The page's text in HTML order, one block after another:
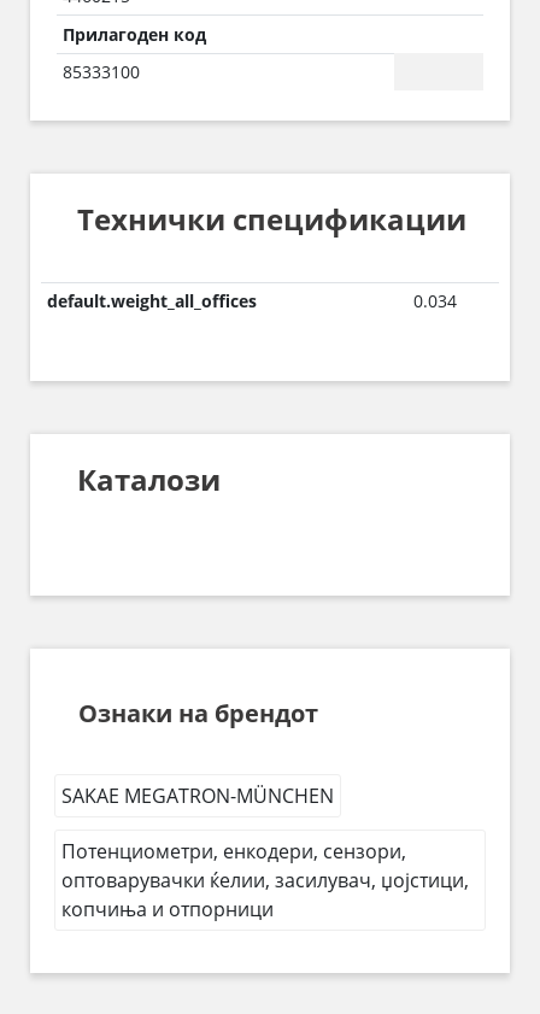
Прилагоден код
85333100
Технички спецификации
default.weight_all_offices 0.034
Каталози
Ознаки на брендот
SAKAE MEGATRON-MÜNCHEN
Потенциометри, енкодери, сензори,
оптоварувачки ќелии, засилувач, џојстици,
копчиња и отпорници